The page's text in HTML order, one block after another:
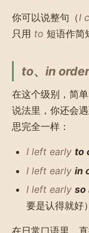
你可以说整句（I
只用 to 短语作简
to、 in
在这个级别，简
说法里，你还会
思完全一样：
I left early to
I left early in
I left early so
要是认得就好）
在日常口语里，